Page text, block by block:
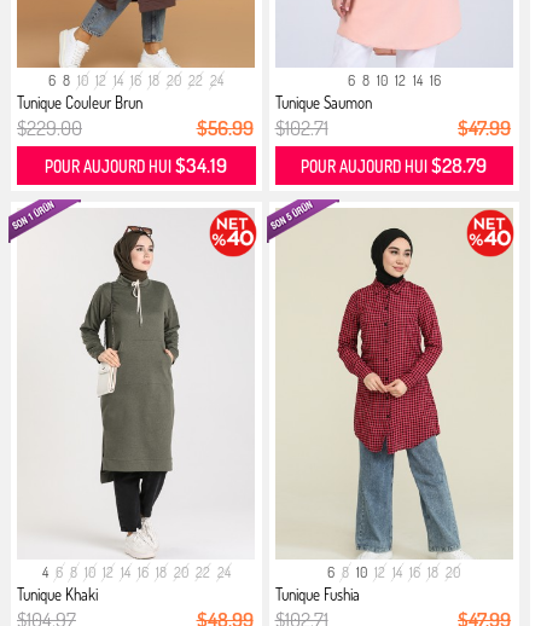
6 8 10 12 14 16 18 20 22 24
Tunique Couleur Brun
$229.00 $56.99
POUR AUJOURD HUI$34.19
6 8 10 12 14 16
Tunique Saumon
$102.71 $47.99
POUR AUJOURD HUI$28.79
4 6 8 10 12 14 16 18 20 22 24
Tunique Khaki
$104.97 $48.99
6 8 10 12 14 16 18 20
Tunique Fushia
$102.71 $47.99